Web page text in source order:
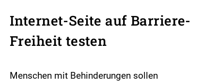
Internet-Seite auf Barriere-
Freiheit testen
Menschen mit Behinderungen sollen